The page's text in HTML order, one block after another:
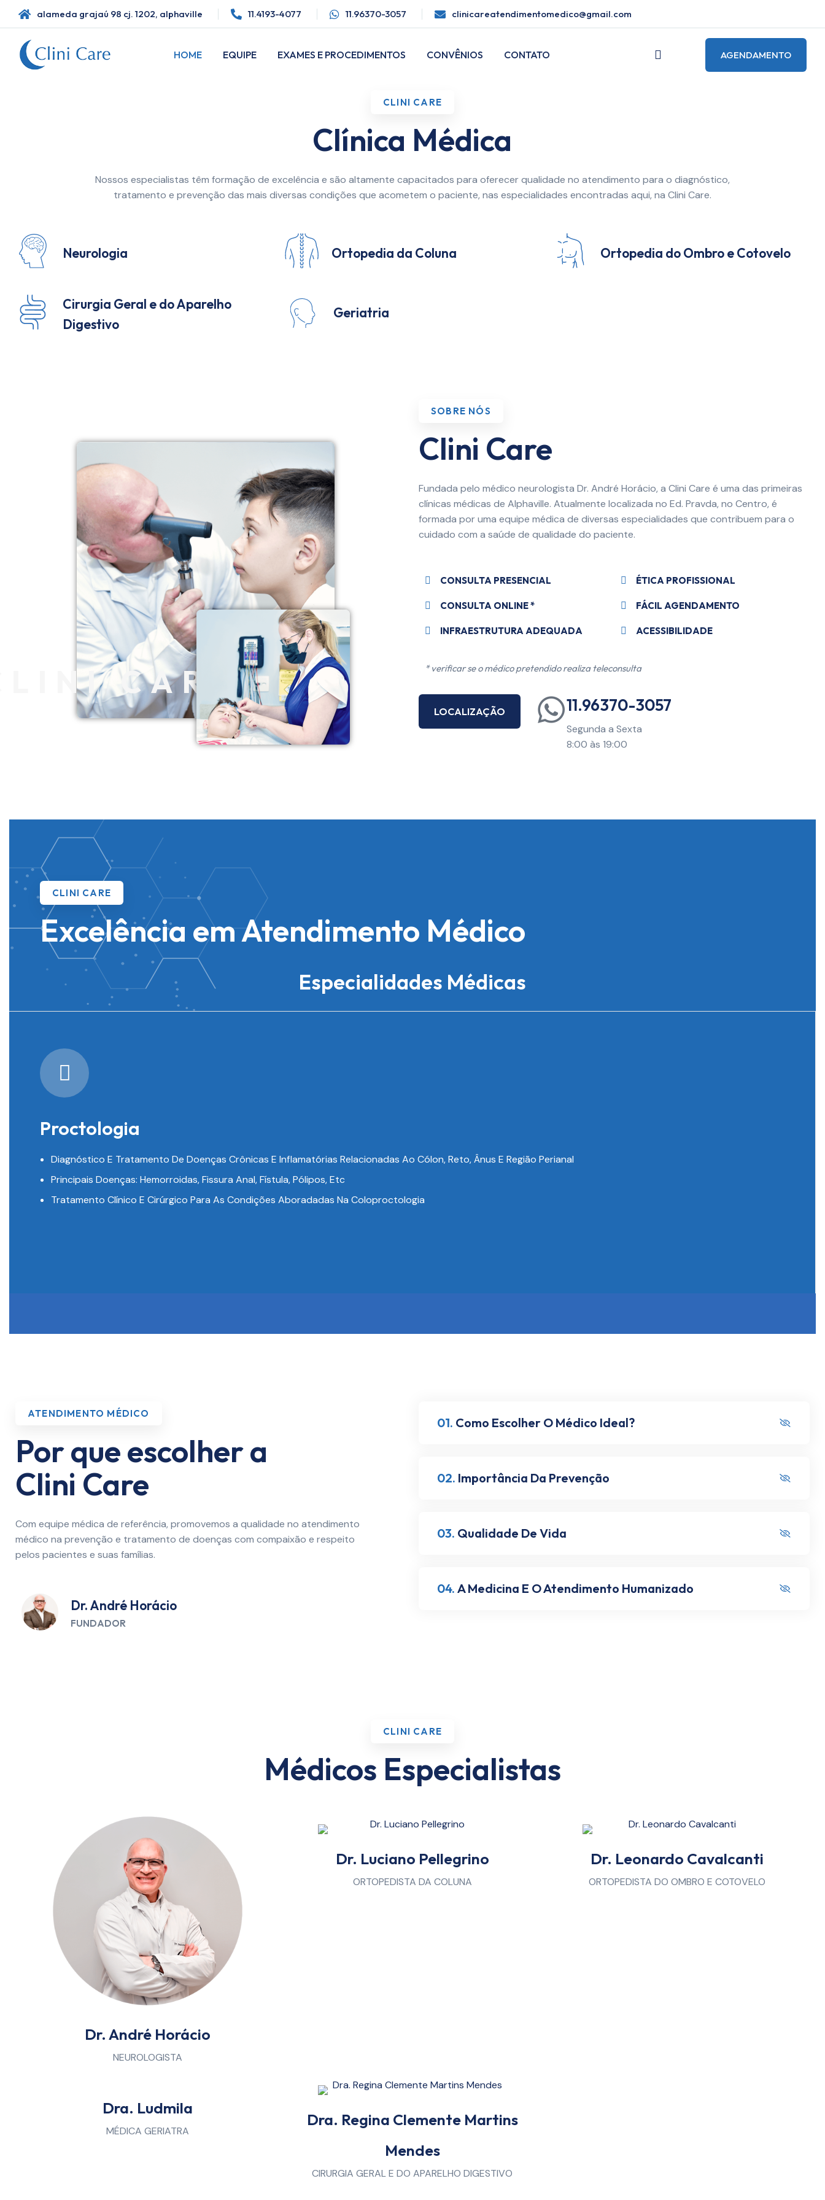
alameda grajaú 98 cj. 1202, alphaville 11.4193-4077 11.96370-3057 clinicareatendimentomedico@gmail.com
HOME EQUIPE EXAMES E PROCEDIMENTOS CONVÊNIOS CONTATO AGENDAMENTO
CLINI CARE
Clínica Médica
Nossos especialistas têm formação de excelência e são altamente capacitados para oferecer qualidade no atendimento para o diagnóstico,
tratamento e prevenção das mais diversas condições que acometem o paciente, nas especialidades encontradas aqui, na Clini Care.
Neurologia Ortopedia da Coluna Ortopedia do Ombro e Cotovelo
Cirurgia Geral e do Aparelho
Digestivo
Geriatria
CARE
SOBRE NÓS
Clini Care
Fundada pelo médico neurologista Dr. André Horácio, a Clini Care é uma das primeiras
clínicas médicas de Alphaville. Atualmente localizada no Ed. Pravda, no Centro, é
formada por uma equipe médica de diversas especialidades que contribuem para o
cuidado com a saúde de qualidade do paciente.
CONSULTA PRESENCIAL
CONSULTA ONLINE *
INFRAESTRUTURA ADEQUADA
ÉTICA PROFISSIONAL
FÁCIL AGENDAMENTO
ACESSIBILIDADE
* verificar se o médico pretendido realiza teleconsulta
LOCALIZAÇÃO 11.96370-3057
Segunda a Sexta
8:00 às 19:00
CLINI CARE
Excelência em Atendimento Médico
Especialidades Médicas
Proctologia
Diagnóstico E Tratamento De Doenças Crônicas E Inflamatórias Relacionadas Ao Cólon, Reto, Ânus E Região Perianal
Principais Doenças: Hemorroidas, Fissura Anal, Fístula, Pólipos, Etc
Tratamento Clínico E Cirúrgico Para As Condições Aboradadas Na Coloproctologia
ATENDIMENTO MÉDICO
Por que escolher a
Clini Care
Com equipe médica de referência, promovemos a qualidade no atendimento
médico na prevenção e tratamento de doenças com compaixão e respeito
pelos pacientes e suas famílias.
Dr. André Horácio
FUNDADOR
01. Como Escolher O Médico Ideal?
02. Importância Da Prevenção
03. Qualidade De Vida
04. A Medicina E O Atendimento Humanizado
CLINI CARE
Médicos Especialistas
Dr. André Horácio
NEUROLOGISTA
Dr. Luciano Pellegrino
ORTOPEDISTA DA COLUNA
Dr. Leonardo Cavalcanti
ORTOPEDISTA DO OMBRO E COTOVELO
Dra. Ludmila
MÉDICA GERIATRA
Dra. Regina Clemente Martins
Mendes
CIRURGIA GERAL E DO APARELHO DIGESTIVO